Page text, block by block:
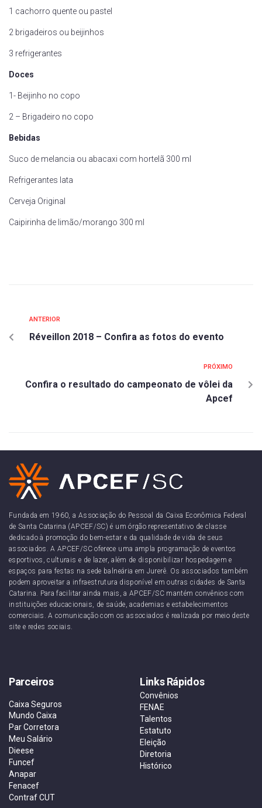
1 cachorro quente ou pastel
2 brigadeiros ou beijinhos
3 refrigerantes
Doces
1- Beijinho no copo
2 – Brigadeiro no copo
Bebidas
Suco de melancia ou abacaxi com hortelã 300 ml
Refrigerantes lata
Cerveja Original
Caipirinha de limão/morango 300 ml
ANTERIOR
Réveillon 2018 – Confira as fotos do evento
PRÓXIMO
Confira o resultado do campeonato de vôlei da
Apcef
Fundada em 1960, a Associação do Pessoal da Caixa Econômica Federal
de Santa Catarina (APCEF/SC) é um órgão representativo de classe
dedicado à promoção do bem-estar e da qualidade de vida de seus
associados. A APCEF/SC oferece uma ampla programação de eventos
esportivos, culturais e de lazer, além de disponibilizar hospedagem e
espaços para festas na sede balneária em Jurerê. Os associados também
podem aproveitar a infraestrutura disponível em outras cidades de Santa
Catarina. Para facilitar ainda mais, a APCEF/SC mantém convênios com
instituições educacionais, de saúde, academias e estabelecimentos
comerciais. A comunicação com os associados é realizada por meio deste
site e redes sociais.
Parceiros
Caixa Seguros
Mundo Caixa
Par Corretora
Meu Salário
Dieese
Funcef
Anapar
Fenacef
Contraf CUT
Links Rápidos
Convênios
FENAE
Talentos
Estatuto
Eleição
Diretoria
Histórico